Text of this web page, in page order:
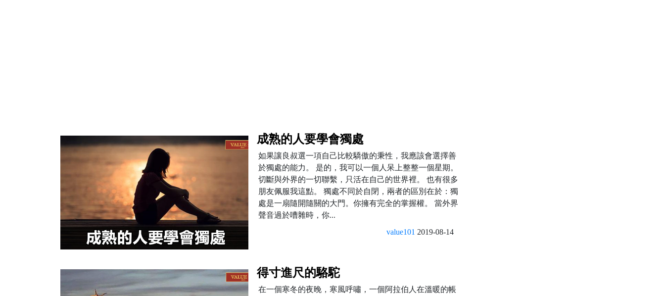
成熟的人要學會獨處
如果讓良叔選一項自己比較驕傲的秉性，我應該會選擇善
於獨處的能力。 是的，我可以一個人呆上整整一個星期。
切斷與外界的一切聯繫，只活在自己的世界裡。 也有很多
朋友佩服我這點。 獨處不同於自閉，兩者的區別在於：獨
處是一扇隨開隨關的大門。你擁有完全的掌握權。 當外界
聲音過於嘈雜時，你...
value101 2019-08-14
得寸進尺的駱駝
在一個寒冬的夜晚，寒風呼嘯，一個阿拉伯人在溫暖的帳